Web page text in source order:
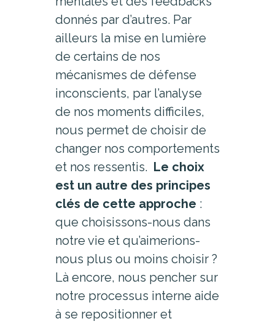
donnés par d’autres. Par
ailleurs la mise en lumière
de certains de nos
mécanismes de défense
inconscients, par l’analyse
de nos moments difficiles,
nous permet de choisir de
changer nos comportements
et nos ressentis. Le choix
est un autre des principes
clés de cette approche :
que choisissons-nous dans
notre vie et qu’aimerions-
nous plus ou moins choisir ?
Là encore, nous pencher sur
notre processus interne aide
à se repositionner et